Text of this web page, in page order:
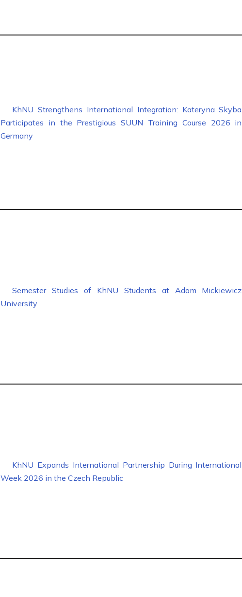
KhNU Strengthens International Integration: Kateryna Skyba
Participates in the Prestigious SUUN Training Course 2026 in
Germany
Semester Studies of KhNU Students at Adam Mickiewicz
University
KhNU Expands International Partnership During International
Week 2026 in the Czech Republic